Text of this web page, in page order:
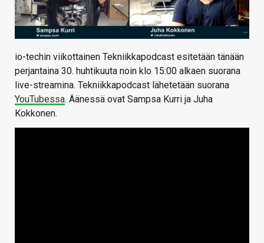
io-techin viikottainen Tekniikkapodcast esitetään tänään
perjantaina 30. huhtikuuta noin klo 15:00 alkaen suorana
live-streamina. Tekniikkapodcast lähetetään suorana
YouTubessa. Äänessä ovat Sampsa Kurri ja Juha
Kokkonen.